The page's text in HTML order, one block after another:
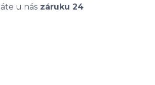
u nás záruku 24